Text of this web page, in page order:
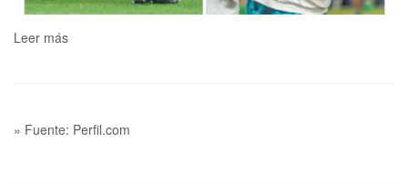
Leer más
» Fuente: Perfil.com